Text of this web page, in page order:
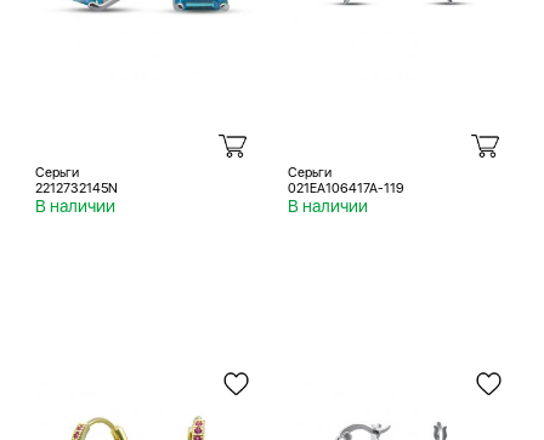
Серьги
2212732145N
В наличии
Серьги
021EA106417A-119
В наличии